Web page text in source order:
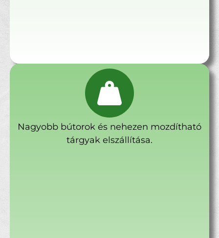
Nagyobb bútorok és nehezen mozdítható
tárgyak elszállítása.